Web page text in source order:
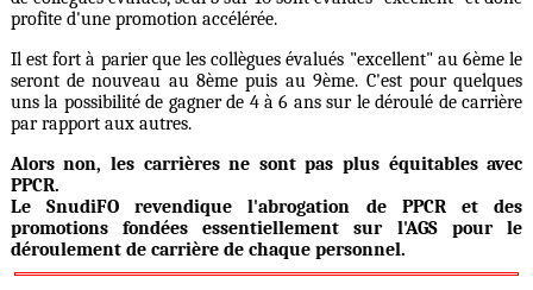
profite d'une promotion accélérée.
Il est fort à parier que les collègues évalués "excellent" au 6ème le
seront de nouveau au 8ème puis au 9ème. C'est pour quelques
uns la possibilité de gagner de 4 à 6 ans sur le déroulé de carrière
par rapport aux autres.
Alors non, les carrières ne sont pas plus équitables avec
PPCR.
Le SnudiFO revendique l'abrogation de PPCR et des
promotions fondées essentiellement sur l'AGS pour le
déroulement de carrière de chaque personnel.